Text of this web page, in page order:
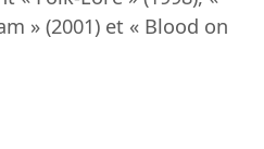
» (2001) et « Blood on